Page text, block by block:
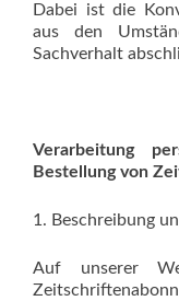
Dabei ist die
aus den
Sachverhalt
Verarbeitung
Bestellung von
1. Beschreibung
Auf unserer